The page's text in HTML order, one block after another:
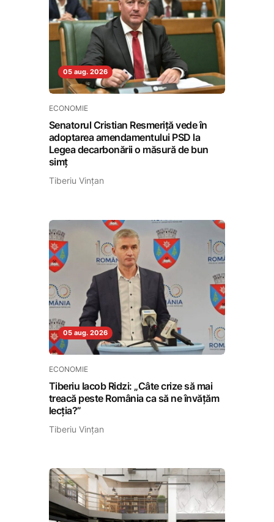
05 aug. 2026
ECONOMIE
Senatorul Cristian Resmeriță vede în
adoptarea amendamentului PSD la
Legea decarbonării o măsură de bun
simț
Tiberiu Vințan
05 aug. 2026
ECONOMIE
Tiberiu Iacob Ridzi: „Câte crize să mai
treacă peste România ca să ne învățăm
lecția?”
Tiberiu Vințan